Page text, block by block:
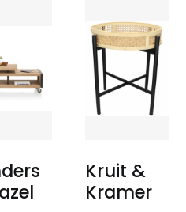
Kruit &
Kramer